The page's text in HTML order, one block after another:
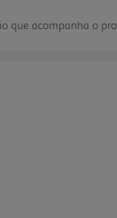
que acompanha o